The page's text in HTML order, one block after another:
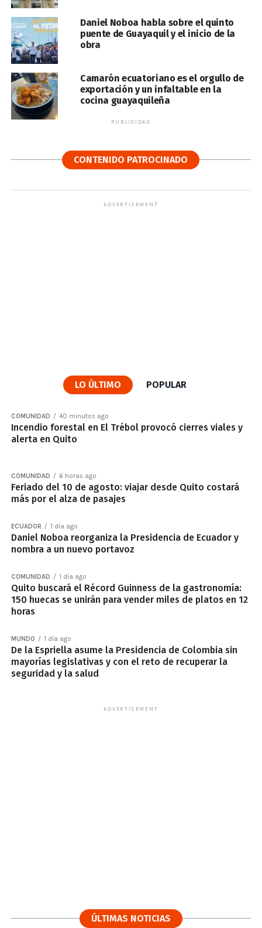
Daniel Noboa habla sobre el quinto
puente de Guayaquil y el inicio de la
obra
Camarón ecuatoriano es el orgullo de
exportación y un infaltable en la
cocina guayaquileña
PUBLICIDAD
CONTENIDO PATROCINADO
ADVERTISEMENT
LO ÚLTIMO POPULAR
COMUNIDAD 40 minutos ago
Incendio forestal en El Trébol provocó cierres viales y
alerta en Quito
COMUNIDAD 6 horas ago
Feriado del 10 de agosto: viajar desde Quito costará
más por el alza de pasajes
ECUADOR 1 día ago
Daniel Noboa reorganiza la Presidencia de Ecuador y
nombra a un nuevo portavoz
COMUNIDAD 1 día ago
Quito buscará el Récord Guinness de la gastronomía:
150 huecas se unirán para vender miles de platos en 12
horas
MUNDO 1 día ago
De la Espriella asume la Presidencia de Colombia sin
mayorías legislativas y con el reto de recuperar la
seguridad y la salud
ADVERTISEMENT
ÚLTIMAS NOTICIAS